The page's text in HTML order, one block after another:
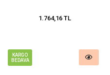
1.764,16 TL
KARGO
BEDAVA